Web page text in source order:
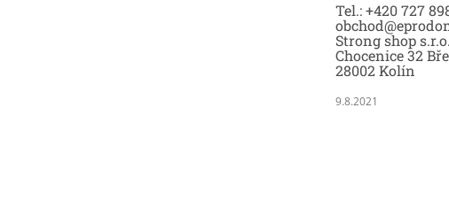
Tel.: +420 727
Strong shop s.r.o.
Chocenice 32
28002 Kolín
9.8.2021